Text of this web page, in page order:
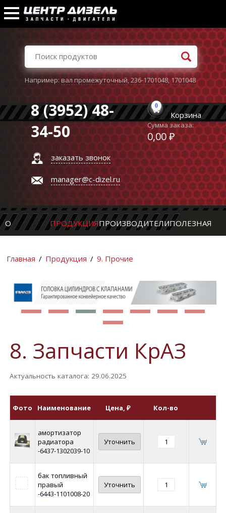
Например:вал промежуточный,236-1701048,1701048
8 (3952) 48-
34-50
заказать звонок
manager@c-dizel.ru
0
Корзина
Сумма заказа:
0,00 ₽
О ПРОДУКЦИЯПРОИЗВОДИТЕЛИПОЛЕЗНАЯ
Главная / Продукция / 9. Прочие
8. Запчасти КрАЗ
Актуальность каталога: 29.06.2025
Фото Наименование Цена, ₽ Кол-во
амортизатор
радиатора
-6437-1302039-10
Уточнить
бак топливный
правый
-6443-1101008-20
Уточнить